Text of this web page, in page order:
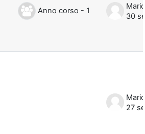
Anno corso - 1
30
27